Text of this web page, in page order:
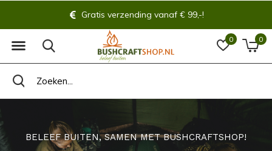
0 0
Gratis verzending vanaf € 99,-!
BELEEF BUITEN, SAMEN MET BUSHCRAFTSHOP!